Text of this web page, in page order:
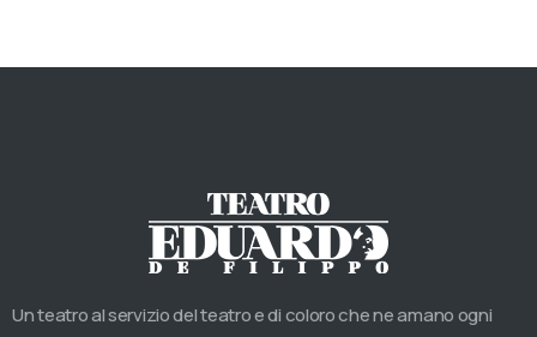
Un teatro al servizio del teatro e di coloro che ne amano ogni